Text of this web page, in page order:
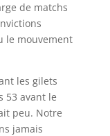
de matchs
le mouvement
les gilets
53 avant le
peu. Notre
jamais